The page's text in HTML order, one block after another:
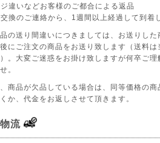
ジ違いなどお客様のご都合による返品
交換のご連絡から、1週間以上経過して到着
の送り間違いにつきましては、お送りした
にご注文の商品をお送り致します（送料は
。大変ご迷惑をお掛け致しますが何卒ご理
。
商品が欠品している場合は、同等価格の商
か、代金をお返しさせて頂きます。
流